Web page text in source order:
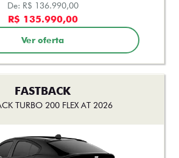
De: R$ 136.990,00
R$ 135.990,00
Ver oferta
FASTBACK
TURBO 200 FLEX AT 2026